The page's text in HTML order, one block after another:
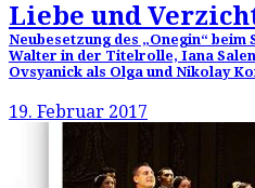
Liebe und
Neubesetzung des „Onegin“
Walter in der Titelrolle, Iana
Ovsyanick als Olga und Nikolay
19. Februar 2017